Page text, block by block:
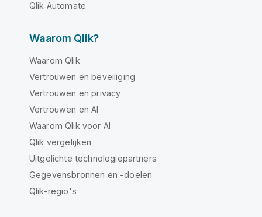
Qlik Automate
Waarom Qlik?
Waarom Qlik
Vertrouwen en beveiliging
Vertrouwen en privacy
Vertrouwen en AI
Waarom Qlik voor AI
Qlik vergelijken
Uitgelichte technologiepartners
Gegevensbronnen en -doelen
Qlik-regio's